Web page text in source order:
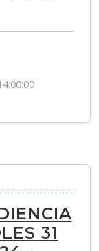
31